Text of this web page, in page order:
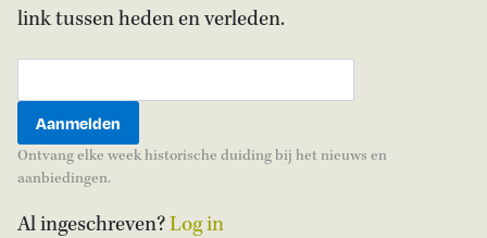
link tussen heden en verleden.
Ontvang elke week historische duiding bij het nieuws en
aanbiedingen.
Al ingeschreven?Log in